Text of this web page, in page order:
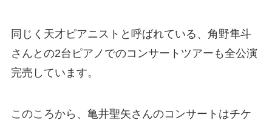
同じく天才ピアニストと呼ばれている、角野隼斗
さんとの2台ピアノでのコンサートツアーも全公演
完売しています。
このころから、亀井聖矢さんのコンサートはチケ